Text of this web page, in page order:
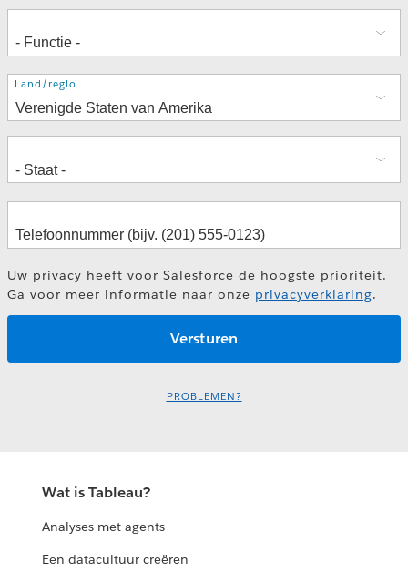
Adres
Land/regio
Uw privacy heeft voor Salesforce de hoogste prioriteit.
Ga voor meer informatie naar onze privacyverklaring.
PROBLEMEN?
Wat is Tableau?
Analyses met agents
Een datacultuur creëren